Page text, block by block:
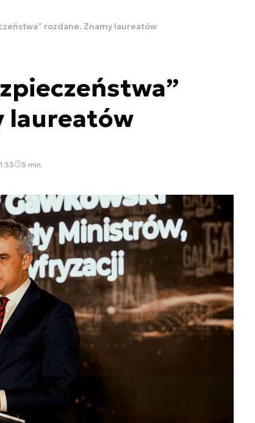
rozdane. Znamy laureatów
laureatów
3 min.